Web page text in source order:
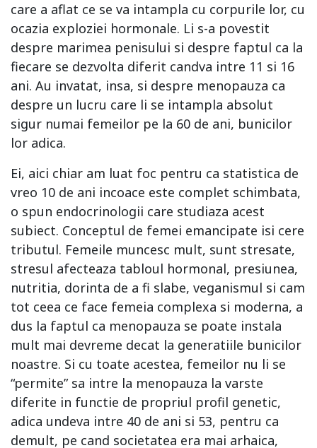
care a aflat ce se va intampla cu corpurile lor, cu
ocazia exploziei hormonale. Li s-a povestit
despre marimea penisului si despre faptul ca la
fiecare se dezvolta diferit candva intre 11 si 16
ani. Au invatat, insa, si despre menopauza ca
despre un lucru care li se intampla absolut
sigur numai femeilor pe la 60 de ani, bunicilor
lor adica.
Ei, aici chiar am luat foc pentru ca statistica de
vreo 10 de ani incoace este complet schimbata,
o spun endocrinologii care studiaza acest
subiect. Conceptul de femei emancipate isi cere
tributul. Femeile muncesc mult, sunt stresate,
stresul afecteaza tabloul hormonal, presiunea,
nutritia, dorinta de a fi slabe, veganismul si cam
tot ceea ce face femeia complexa si moderna, a
dus la faptul ca menopauza se poate instala
mult mai devreme decat la generatiile bunicilor
noastre. Si cu toate acestea, femeilor nu li se
“permite” sa intre la menopauza la varste
diferite in functie de propriul profil genetic,
adica undeva intre 40 de ani si 53, pentru ca
demult, pe cand societatea era mai arhaica,